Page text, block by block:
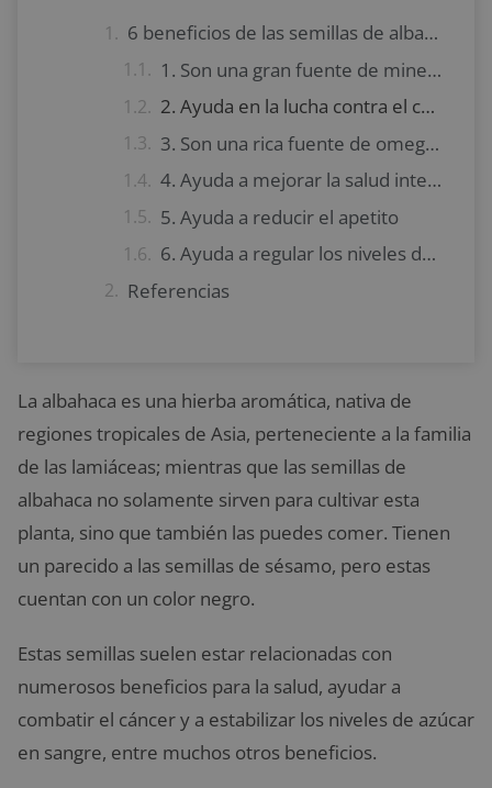
6 beneficios de las semillas de albahaca
1. Son una gran fuente de minerales
2. Ayuda en la lucha contra el cáncer
3. Son una rica fuente de omega-3
4. Ayuda a mejorar la salud intestinal
5. Ayuda a reducir el apetito
6. Ayuda a regular los niveles de azúcar en sangre
Referencias
La albahaca es una hierba aromática, nativa de
regiones tropicales de Asia, perteneciente a la familia
de las lamiáceas; mientras que las semillas de
albahaca no solamente sirven para cultivar esta
planta, sino que también las puedes comer. Tienen
un parecido a las semillas de sésamo, pero estas
cuentan con un color negro.
Estas semillas suelen estar relacionadas con
numerosos beneficios para la salud, ayudar a
combatir el cáncer y a estabilizar los niveles de azúcar
en sangre, entre muchos otros beneficios.